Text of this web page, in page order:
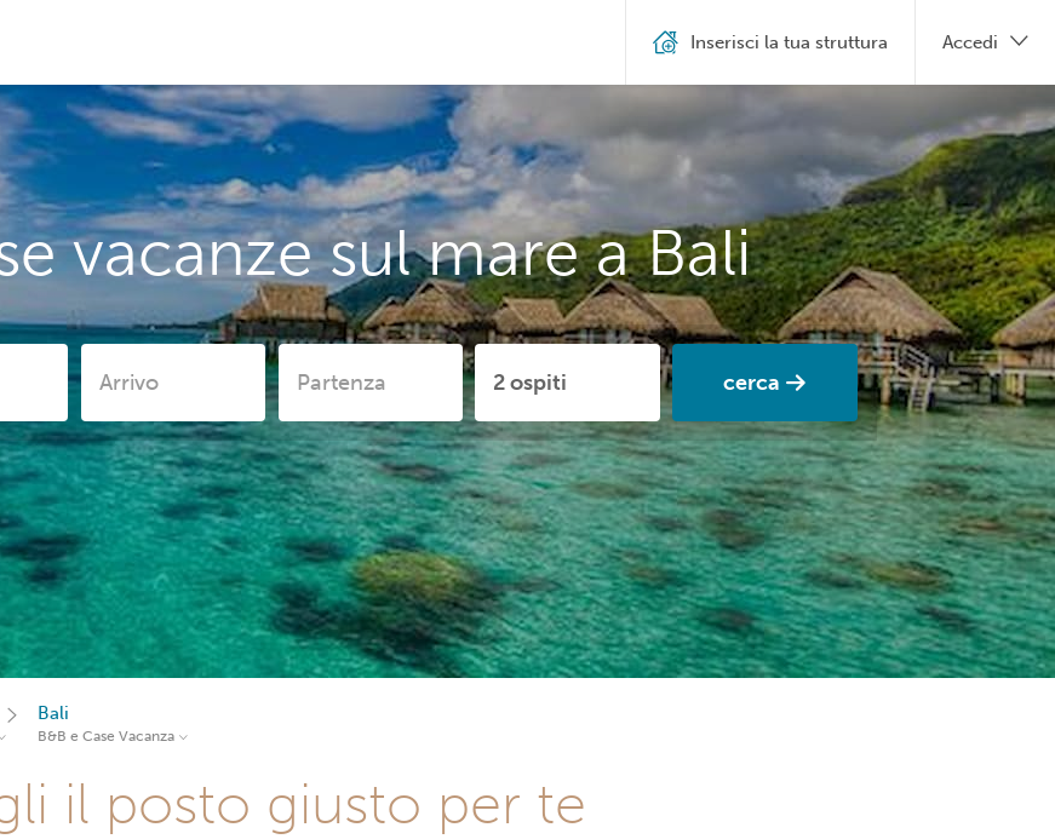
vacanze sul mare a Bali
cerca
Inserisci la tua struttura Accedi
Bali
B&B e Case Vacanza
il posto giusto per te